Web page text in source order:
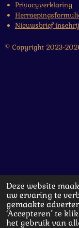
Deze website
uw ervaring te
gemaakte
‘Accepteren’ te
het gebruik van
Privacyverklaring
Nieuwsbrief
© Copyright 2023-